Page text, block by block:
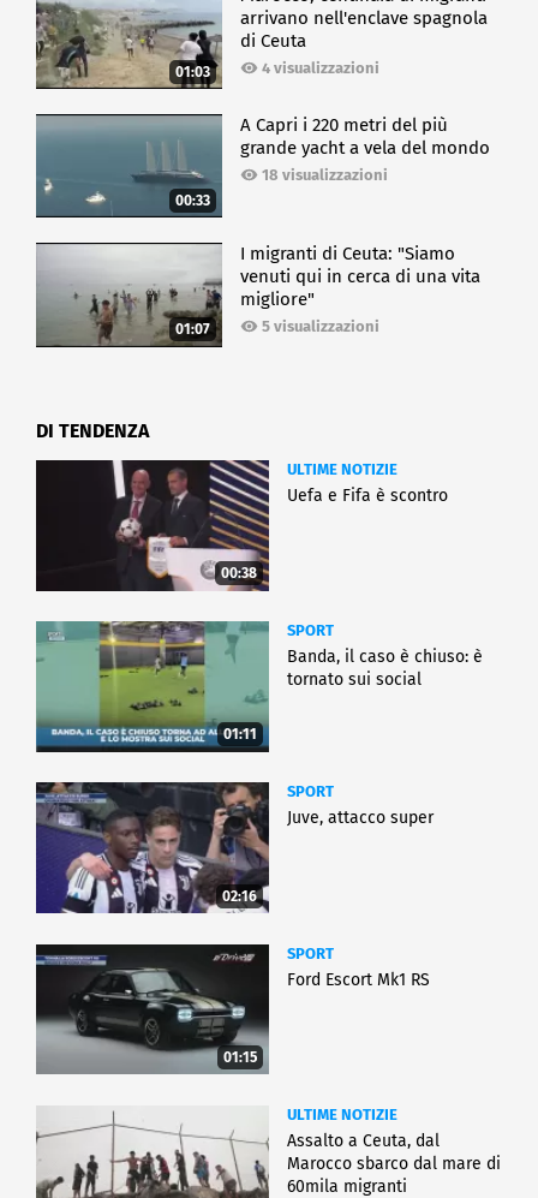
01:03
arrivano nell'enclave spagnola
di Ceuta
4 visualizzazioni
00:33
A Capri i 220 metri del più
grande yacht a vela del mondo
18 visualizzazioni
01:07
I migranti di Ceuta: "Siamo
venuti qui in cerca di una vita
migliore"
5 visualizzazioni
DI TENDENZA
00:38
ULTIME NOTIZIE
Uefa e Fifa è scontro
01:11
SPORT
Banda, il caso è chiuso: è
tornato sui social
02:16
SPORT
Juve, attacco super
01:15
SPORT
Ford Escort Mk1 RS
ULTIME NOTIZIE
Assalto a Ceuta, dal
Marocco sbarco dal mare di
60mila migranti